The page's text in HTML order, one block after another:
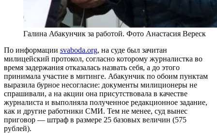
Галина Абакунчик за работой. Фото Анастасия Вереск
По информации svaboda.org, на суде был зачитан
милицейский протокол, согласно которому журналистка во
время задержания отказалась назвать себя, а до этого
принимала участие в митинге. Абакунчик по обоим пунктам
выразила бурное несогласие: документы милиционеры не
спрашивали, а на акции она присутствовала в качестве
журналиста и выполняла полученное редакционное задание,
как и другие работники СМИ. Тем не менее, суд вынес
приговор — штраф в размере 25 базовых величин (575
рублей).